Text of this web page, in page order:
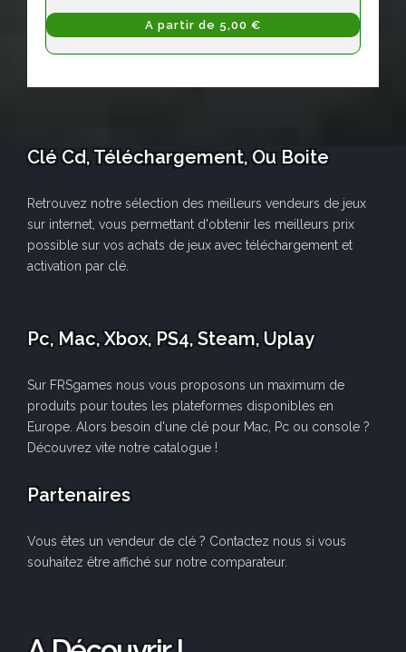
A partir de 5,00 €
Clé Cd, Téléchargement, Ou Boite
Retrouvez notre sélection des meilleurs vendeurs de jeux
sur internet, vous permettant d'obtenir les meilleurs prix
possible sur vos achats de jeux avec téléchargement et
activation par clé.
Pc, Mac, Xbox, PS4, Steam, Uplay
Sur FRSgames nous vous proposons un maximum de
produits pour toutes les plateformes disponibles en
Europe. Alors besoin d'une clé pour Mac, Pc ou console ?
Découvrez vite notre catalogue !
Partenaires
Vous êtes un vendeur de clé ? Contactez nous si vous
souhaitez être affiché sur notre comparateur.